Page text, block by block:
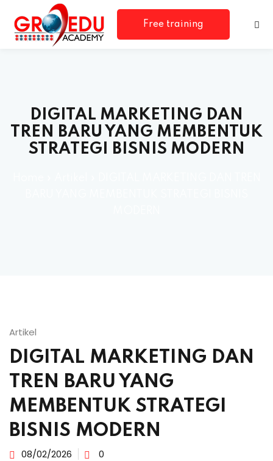
Free training
DIGITAL MARKETING DAN
TREN BARU YANG MEMBENTUK
STRATEGI BISNIS MODERN
Artikel
DIGITAL MARKETING DAN
TREN BARU YANG
MEMBENTUK STRATEGI
BISNIS MODERN
08/02/2026 0